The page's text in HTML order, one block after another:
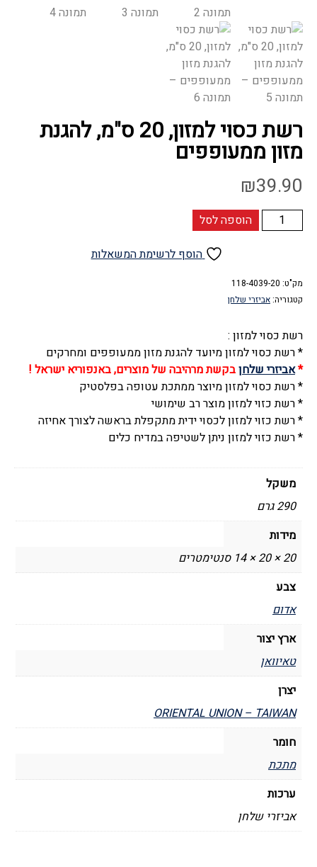
רשת כסוי למזון, 20 ס"מ, להגנת
מזון ממעופפים
₪39.90
כמות
של
למזון,
20
להגנת
מזון
ממעופפים
הוספה לסל
הוסף לרשימת המשאלות
מק"ט: 118-4039-20
קטגוריה: אביזרי שלחן
רשת כסוי למזון :
* רשת כסוי למזון מיועד להגנת מזון ממעופפים ומחרקים
*אביזרי שלחןבקשת מרהיבה של מוצרים, באנפוריא ישראל !
* רשת כסוי למזון מיוצר ממתכת עטופה בפלסטיק
* רשת כזוי למזון מוצר רב שימושי
* רשת כזוי למזון לכסוי ידית מתקפלת בראשה לצורך אחיזה
* רשת כזוי למזון ניתן לשטיפה במדיח כלים
משקל
290 גרם
מידות
20 × 20 × 14 סנטימטרים
צבע
אדום
ארץ יצור
טאיוואן
יצרן
ORIENTAL UNION – TAIWAN
חומר
מתכת
ערכות
אביזרי שלחן